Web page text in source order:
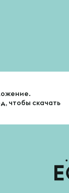
чтобы скачать